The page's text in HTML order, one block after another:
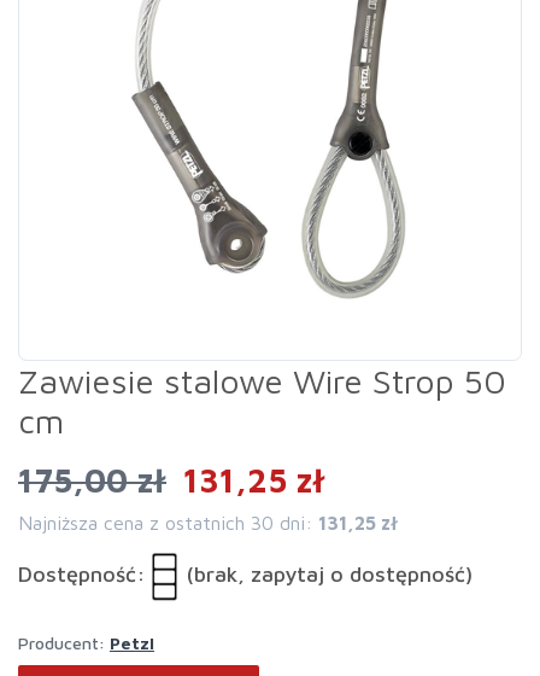
Zawiesie stalowe Wire Strop 50
cm
175,00 zł 131,25 zł
Najniższa cena z ostatnich 30 dni: 131,25 zł
Dostępność: (brak, zapytaj o dostępność)
Producent: Petzl